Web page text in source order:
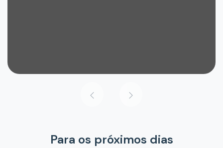
Para os próximos dias